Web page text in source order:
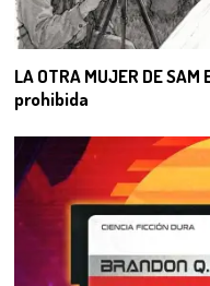
LA OTRA MUJER DE
prohibida